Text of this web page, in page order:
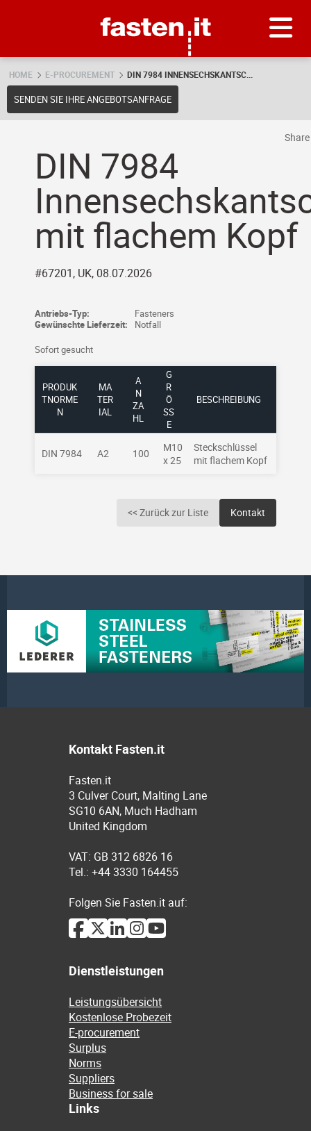
HOME E-PROCUREMENT DIN 7984 INNENSECHSKANTSC...
SENDEN SIE IHRE ANGEBOTSANFRAGE
DIN 7984
mit flachem Kopf
#67201, UK, 08.07.2026
Antriebs-Typ:
Fasteners
Gewünschte Lieferzeit:
Notfall
Sofort gesucht
PRODUK
TNORME
N
MA
TER
IAL
A
N
ZA
HL
G
R
Ö
SSE
BESCHREIBUNG
DIN 7984 A2 100
M10
x 25
Steckschlüssel
mit flachem Kopf
<< Zurück zur Liste Kontakt
Share
Kontakt Fasten.it
Fasten.it
3 Culver Court, Malting Lane
SG10 6AN, Much Hadham
United Kingdom
VAT: GB 312 6826 16
Tel.: +44 3330 164455
Folgen Sie Fasten.it auf:
Dienstleistungen
Leistungsübersicht
Kostenlose Probezeit
E-procurement
Surplus
Norms
Suppliers
Business for sale
Links